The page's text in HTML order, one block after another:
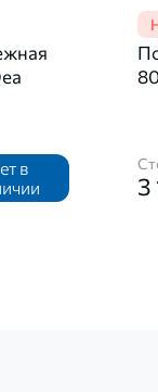
в
3